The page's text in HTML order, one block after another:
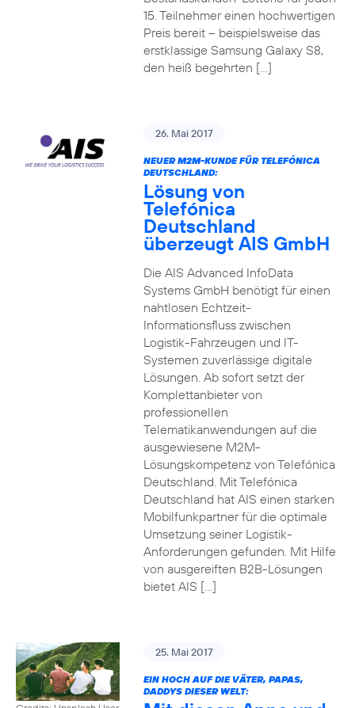
15. Teilnehmer einen hochwertigen
Preis bereit – beispielsweise das
erstklassige Samsung Galaxy S8,
den heiß begehrten […]
26. Mai 2017
NEUER M2M-KUNDE FÜR TELEFÓNICA
DEUTSCHLAND:
Lösung von
Telefónica
Deutschland
überzeugt AIS GmbH
Die AIS Advanced InfoData
Systems GmbH benötigt für einen
nahtlosen Echtzeit-
Informationsfluss zwischen
Logistik-Fahrzeugen und IT-
Systemen zuverlässige digitale
Lösungen. Ab sofort setzt der
Komplettanbieter von
professionellen
Telematikanwendungen auf die
ausgewiesene M2M-
Lösungskompetenz von Telefónica
Deutschland. Mit Telefónica
Deutschland hat AIS einen starken
Mobilfunkpartner für die optimale
Umsetzung seiner Logistik-
Anforderungen gefunden. Mit Hilfe
von ausgereiften B2B-Lösungen
bietet AIS […]
25. Mai 2017
EIN HOCH AUF DIE VÄTER, PAPAS,
DADDYS DIESER WELT: